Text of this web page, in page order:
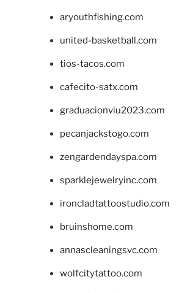
aryouthfishing.com
united-basketball.com
tios-tacos.com
cafecito-satx.com
graduacionviu2023.com
pecanjackstogo.com
zengardendayspa.com
sparklejewelryinc.com
ironcladtattoostudio.com
bruinshome.com
annascleaningsvc.com
wolfcitytattoo.com